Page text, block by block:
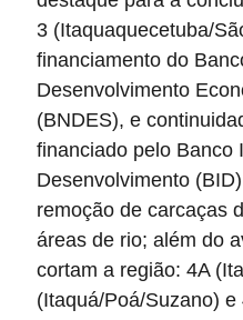
3 (Itaquaquecetuba/
financiamento do
Desenvolvimento
(BNDES), e
financiado pelo Banco
Desenvolvimento
remoção de carcaças
áreas de rio; além do
cortam a região: 4A
(Itaquá/Poá/Suzano)